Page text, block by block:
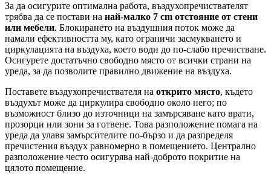
За да осигурите оптимална работа, въздухопречиствателят
трябва да се постави на най-малко 7 cm отстояние от стени
или мебели. Блокирането на въздушния поток може да
намали ефективността му, като ограничи засмукването и
циркулацията на въздуха, което води до по-слабо пречистване.
Осигурете достатъчно свободно място от всички страни на
уреда, за да позволите правилно движение на въздуха.
Поставете въздухопречиствателя на открито място, където
въздухът може да циркулира свободно около него; по
възможност близо до източници на замърсяване като врати,
прозорци или зони за готвене. Това разположение помага на
уреда да улавя замърсителите по-бързо и да разпределя
пречистения въздух равномерно в помещението. Централно
разположение често осигурява най-доброто покритие на
цялото помещение.